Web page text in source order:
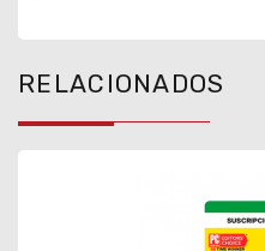
RELACIONADOS